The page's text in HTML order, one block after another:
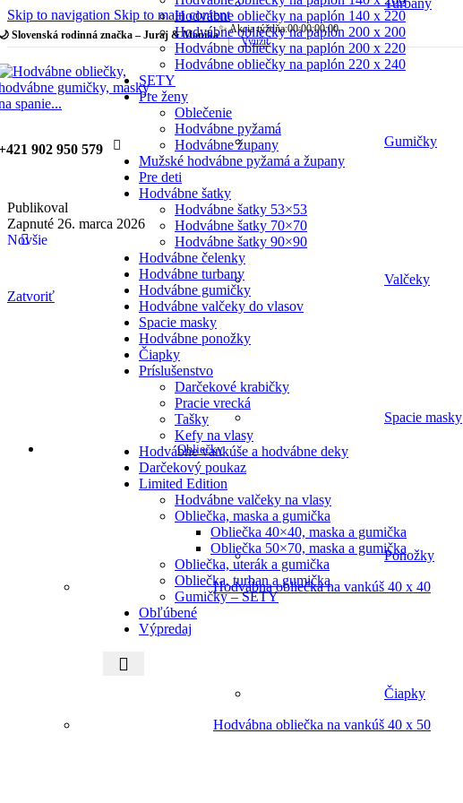
Skip to navigation Skip to main content
Slovenská rodinná značka – Juraj & Monika✨ Akcia týždňa:00:00:00:00
|
Využiť
Gumičky
Valčeky
Spacie masky
Ponožky
Čiapky
902 950 579
Hodvábne obliečky na paplón 140 x 220
Hodvábne obliečky na paplón 200 x 200
Hodvábne obliečky na paplón 200 x 220
Hodvábne obliečky na paplón 220 x 240
SETY
Pre ženy
Oblečenie
Hodvábne pyžamá
Hodvábne župany
Mužské hodvábne pyžamá a župany
Pre deti
Hodvábne šatky
Hodvábne šatky 53×53
Hodvábne šatky 70×70
Hodvábne šatky 90×90
Hodvábne čelenky
Hodvábne turbany
Hodvábne gumičky
Hodvábne valčeky do vlasov
Spacie masky
Hodvábne ponožky
Čiapky
Príslušenstvo
Darčekové krabičky
Pracie vrecká
Tašky
Kefy na vlasy
Hodvábne vankúše a hodvábne deky
Darčekový poukaz
Limited Edition
Hodvábne valčeky na vlasy
Obliečka, maska a gumička
Obliečka 40×40, maska a gumička
Obliečka 50×70, maska a gumička
Obliečka, uterák a gumička
Obliečka, turban a gumička
Gumičky – SETY
Obľúbené
Výpredaj
Publikoval
Zapnuté 26. marca 2026
Novšie
Zatvoriť
Obliečky
Hodvábna obliečka na vankúš 40 x 40
Hodvábna obliečka na vankúš 40 x 50